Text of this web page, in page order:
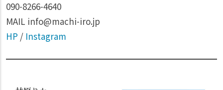
090-8266-4640
MAIL info@machi-iro.jp
HP / Instagram